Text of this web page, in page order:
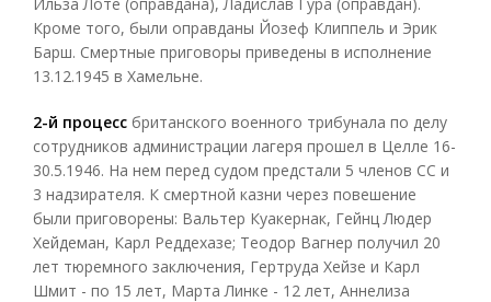
Кроме того, были оправданы Йозеф Клиппель и Эрик
Барш. Смертные приговоры приведены в исполнение
13.12.1945 в Хамельне.
2-й процесс британского военного трибунала по делу
сотрудников администрации лагеря прошел в Целле 16-
30.5.1946. На нем перед судом предстали 5 членов СС и
3 надзирателя. К смертной казни через повешение
были приговорены: Вальтер Куакернак, Гейнц Людер
Хейдеман, Карл Реддехазе; Теодор Вагнер получил 20
лет тюремного заключения, Гертруда Хейзе и Карл
Шмит - по 15 лет, Марта Линке - 12 лет, Аннелиза